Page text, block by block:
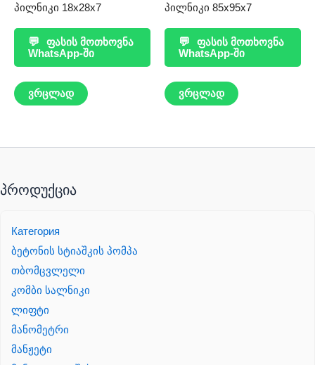
პილნიკი 18x28x7
💬
ფასის მოთხოვნა
WhatsApp-ში
ვრცლად
პილნიკი 85x95x7
💬
ფასის მოთხოვნა
WhatsApp-ში
ვრცლად
პროდუქცია
Категория
ბეტონის სტიაშკის პომპა
თბომცვლელი
კომბი სალნიკი
ლიფტი
მანომეტრი
მანჟეტი